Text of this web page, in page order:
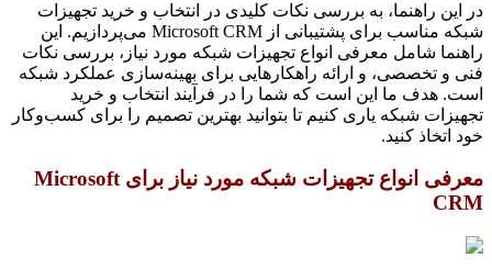
در این راهنما، به بررسی نکات کلیدی در انتخاب و خرید تجهیزات
شبکه مناسب برای پشتیبانی از Microsoft CRM می‌پردازیم. این
راهنما شامل معرفی انواع تجهیزات شبکه مورد نیاز، بررسی نکات
فنی و تخصصی، و ارائه راهکارهایی برای بهینه‌سازی عملکرد شبکه
است. هدف ما این است که شما را در فرآیند انتخاب و خرید
تجهیزات شبکه یاری کنیم تا بتوانید بهترین تصمیم را برای کسب‌وکار
خود اتخاذ کنید.
معرفی انواع تجهیزات شبکه مورد نیاز برای Microsoft
CRM